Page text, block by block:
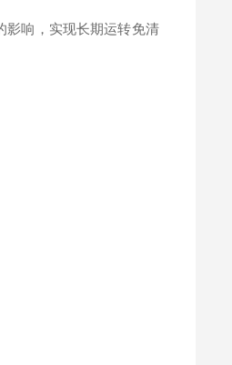
影响，实现长期运转免清